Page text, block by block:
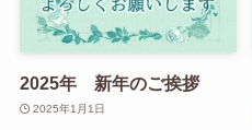
2025年 新年のご挨拶
2025年1月1日